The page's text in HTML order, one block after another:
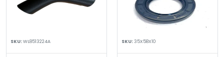
SKU:WL8513224A SKU:35X58X10